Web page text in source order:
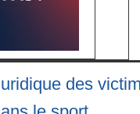
des